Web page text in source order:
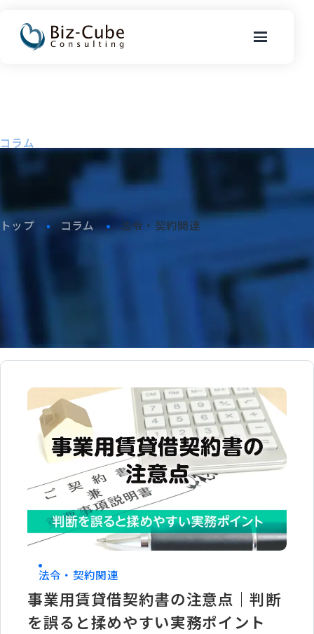
コラム
トップ コラム 法令・契約関連
「法令・契約関連」のコラム一
法令・契約関連
事業用賃貸借契約書の注意点｜判断
を誤ると揉めやすい実務ポイント